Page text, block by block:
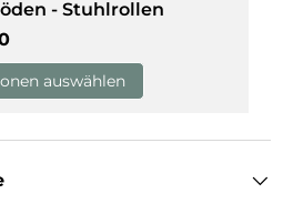
- Stuhlrollen
Preis
auswählen